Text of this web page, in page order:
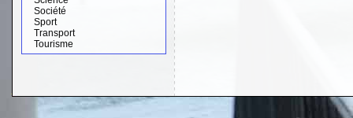
Société
Sport
Transport
Tourisme